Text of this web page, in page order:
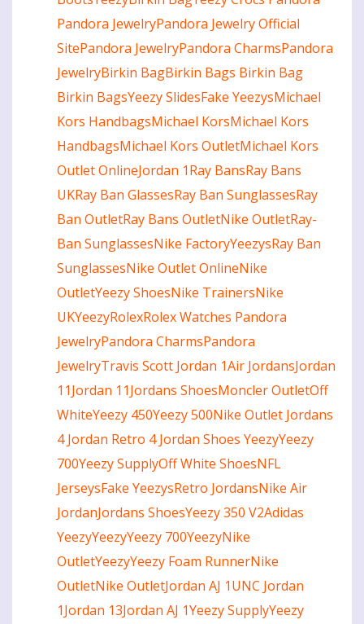
Pandora JewelryPandora Jewelry Official
SitePandora JewelryPandora CharmsPandora
JewelryBirkin BagBirkin Bags Birkin Bag
Birkin BagsYeezy SlidesFake YeezysMichael
Kors HandbagsMichael KorsMichael Kors
HandbagsMichael Kors OutletMichael Kors
Outlet OnlineJordan 1Ray BansRay Bans
UKRay Ban GlassesRay Ban SunglassesRay
Ban OutletRay Bans OutletNike OutletRay-
Ban SunglassesNike FactoryYeezysRay Ban
SunglassesNike Outlet OnlineNike
OutletYeezy ShoesNike TrainersNike
UKYeezyRolexRolex Watches Pandora
JewelryPandora CharmsPandora
JewelryTravis Scott Jordan 1Air JordansJordan
11Jordan 11Jordans ShoesMoncler OutletOff
WhiteYeezy 450Yeezy 500Nike Outlet Jordans
4Jordan Retro 4Jordan Shoes YeezyYeezy
700Yeezy SupplyOff White ShoesNFL
JerseysFake YeezysRetro JordansNike Air
JordanJordans ShoesYeezy 350 V2Adidas
YeezyYeezyYeezy 700YeezyNike
OutletYeezyYeezy Foam RunnerNike
OutletNike OutletJordan AJ 1UNC Jordan
1Jordan 13Jordan AJ 1Yeezy SupplyYeezy